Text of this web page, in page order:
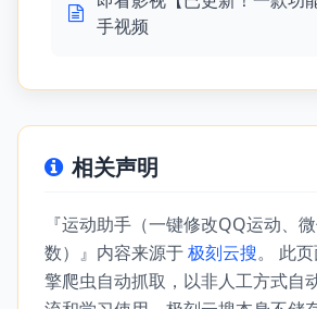
手视频
相关声明
『运动助手（一键修改QQ运动、
数）』内容来源于极刻云搜。 此
擎爬虫自动抓取，以非人工方式自